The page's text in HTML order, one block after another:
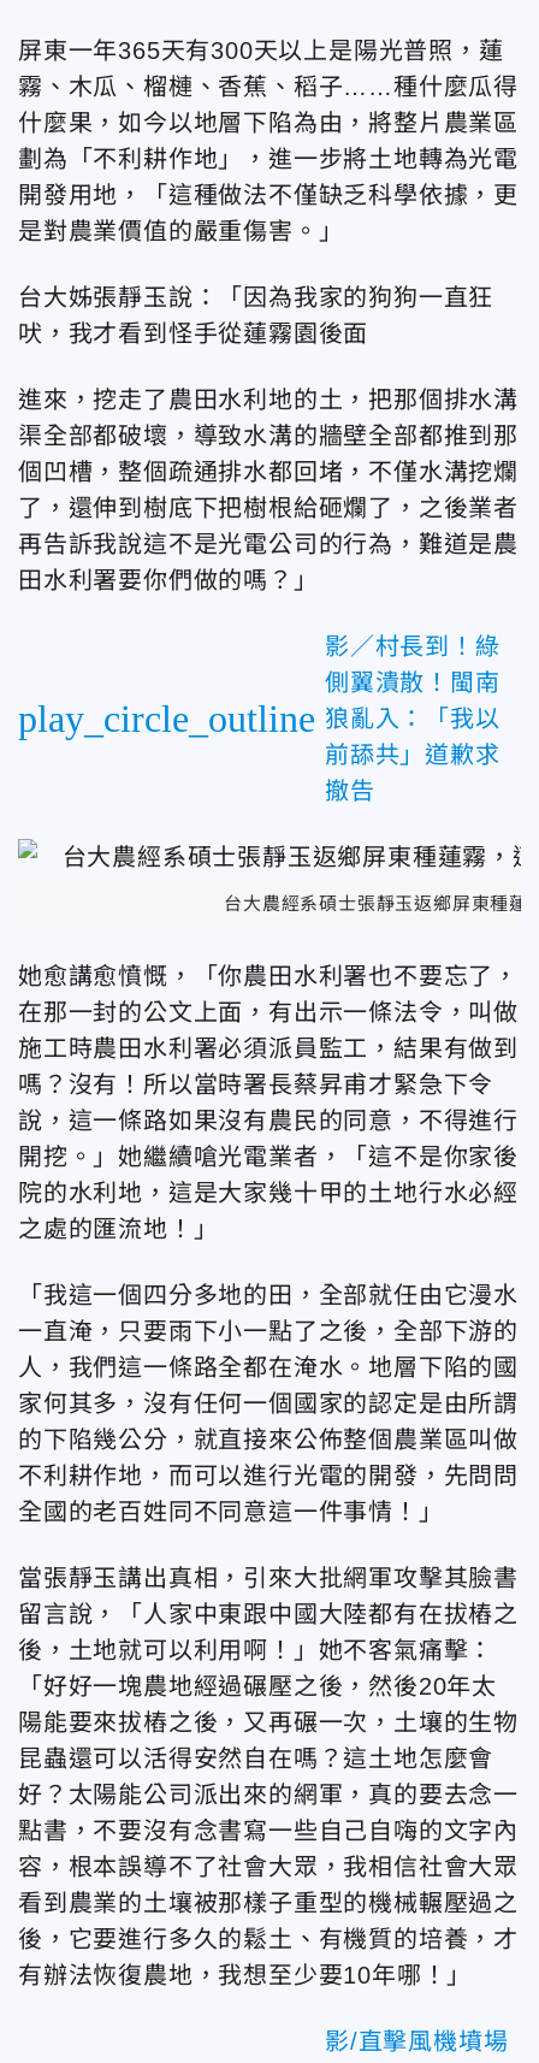
屏東一年365天有300天以上是陽光普照，蓮
霧、木瓜、榴槤、香蕉、稻子……種什麼瓜得
什麼果，如今以地層下陷為由，將整片農業區
劃為「不利耕作地」，進一步將土地轉為光電
開發用地，「這種做法不僅缺乏科學依據，更
是對農業價值的嚴重傷害。」
台大姊張靜玉說：「因為我家的狗狗一直狂
吠，我才看到怪手從蓮霧園後面
進來，挖走了農田水利地的土，把那個排水溝
渠全部都破壞，導致水溝的牆壁全部都推到那
個凹槽，整個疏通排水都回堵，不僅水溝挖爛
了，還伸到樹底下把樹根給砸爛了，之後業者
再告訴我說這不是光電公司的行為，難道是農
田水利署要你們做的嗎？」
play_circle_outline
影／村長到！綠
側翼潰散！閩南
狼亂入：「我以
前舔共」道歉求
撤告
台大農經系碩士張靜玉返鄉屏東種
她愈講愈憤慨，「你農田水利署也不要忘了，
在那一封的公文上面，有出示一條法令，叫做
施工時農田水利署必須派員監工，結果有做到
嗎？沒有！所以當時署長蔡昇甫才緊急下令
說，這一條路如果沒有農民的同意，不得進行
開挖。」她繼續嗆光電業者，「這不是你家後
院的水利地，這是大家幾十甲的土地行水必經
之處的匯流地！」
「我這一個四分多地的田，全部就任由它漫水
一直淹，只要雨下小一點了之後，全部下游的
人，我們這一條路全都在淹水。地層下陷的國
家何其多，沒有任何一個國家的認定是由所謂
的下陷幾公分，就直接來公佈整個農業區叫做
不利耕作地，而可以進行光電的開發，先問問
全國的老百姓同不同意這一件事情！」
當張靜玉講出真相，引來大批網軍攻擊其臉書
留言說，「人家中東跟中國大陸都有在拔樁之
後，土地就可以利用啊！」她不客氣痛擊：
「好好一塊農地經過碾壓之後，然後20年太
陽能要來拔樁之後，又再碾一次，土壤的生物
昆蟲還可以活得安然自在嗎？這土地怎麼會
好？太陽能公司派出來的網軍，真的要去念一
點書，不要沒有念書寫一些自己自嗨的文字內
容，根本誤導不了社會大眾，我相信社會大眾
看到農業的土壤被那樣子重型的機械輾壓過之
後，它要進行多久的鬆土、有機質的培養，才
有辦法恢復農地，我想至少要10年哪！」
影/直擊風機墳場